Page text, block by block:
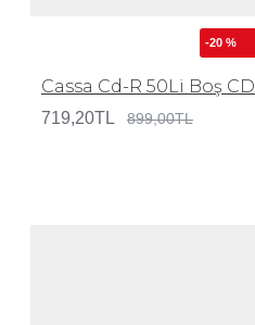
-20 %
Cassa Cd-R 50Li Boş CD
719,20TL 899,00TL